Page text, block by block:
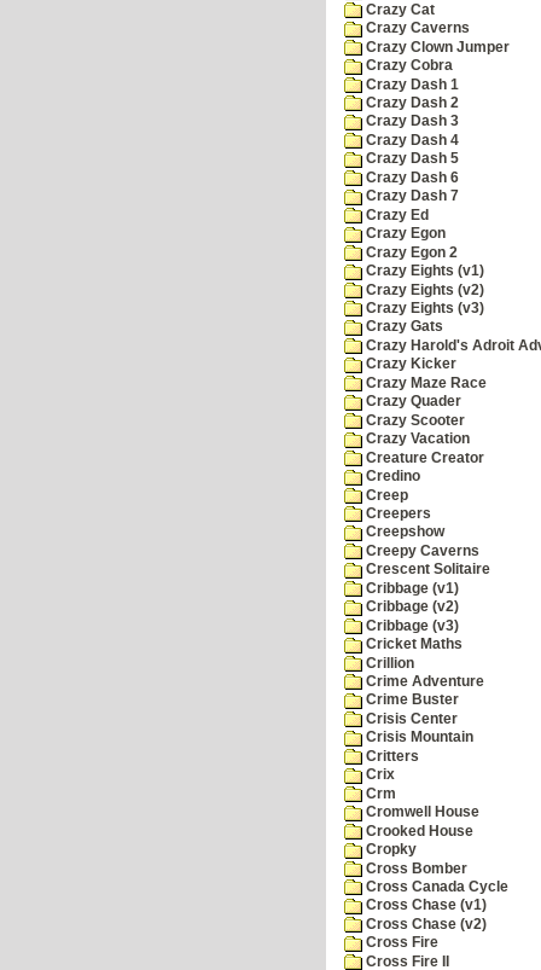
Crazy Cat
Crazy Caverns
Crazy Clown Jumper
Crazy Cobra
Crazy Dash 1
Crazy Dash 2
Crazy Dash 3
Crazy Dash 4
Crazy Dash 5
Crazy Dash 6
Crazy Dash 7
Crazy Ed
Crazy Egon
Crazy Egon 2
Crazy Eights (v1)
Crazy Eights (v2)
Crazy Eights (v3)
Crazy Gats
Crazy Harold's Adroit
Crazy Kicker
Crazy Maze Race
Crazy Quader
Crazy Scooter
Crazy Vacation
Creature Creator
Credino
Creep
Creepers
Creepshow
Creepy Caverns
Crescent Solitaire
Cribbage (v1)
Cribbage (v2)
Cribbage (v3)
Cricket Maths
Crillion
Crime Adventure
Crime Buster
Crisis Center
Crisis Mountain
Critters
Crix
Crm
Cromwell House
Crooked House
Cropky
Cross Bomber
Cross Canada Cycle
Cross Chase (v1)
Cross Chase (v2)
Cross Fire
Cross Fire II